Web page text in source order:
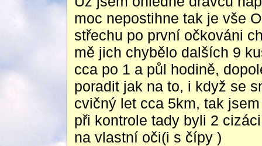
moc nepostihne tak je vše
střechu po první očkováni
mě jich chybělo dalších 9
cca po 1 a půl hodině,
poradit jak na to, i když se
cvičný let cca 5km, tak
při kontrole tady byli 2
na vlastní oči(i s čípy )